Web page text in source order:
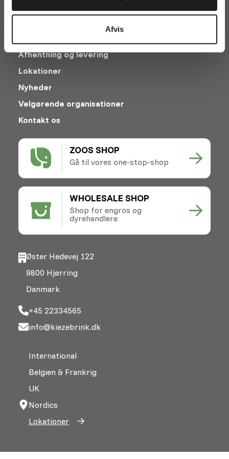
Afvis
ZOOS SHOP
Gå til vores one-stop-shop
WHOLESALE SHOP
Shop for engros og
dyrehandlere
Afhentning og levering
Lokationer
Nyheder
Velgørende organisationer
Kontakt os
Øster Hedevej 122
9800 Hjørring
Danmark
+45 22334565
info@kiezebrink.dk
International
Belgien & Frankrig
UK
Nordics
Lokationer